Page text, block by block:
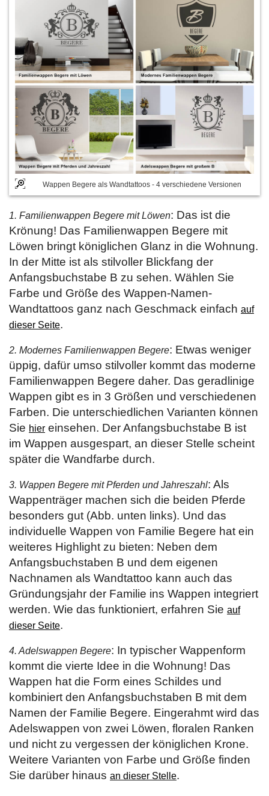
Wappen Begere als Wandtattoos - 4 verschiedene Versionen
1. Familienwappen Begere mit Löwen: Das ist die
Krönung! Das Familienwappen Begere mit
Löwen bringt königlichen Glanz in die Wohnung.
In der Mitte ist als stilvoller Blickfang der
Anfangsbuchstabe B zu sehen. Wählen Sie
Farbe und Größe des Wappen-Namen-
Wandtattoos ganz nach Geschmack einfach auf
dieser Seite.
2. Modernes Familienwappen Begere: Etwas weniger
üppig, dafür umso stilvoller kommt das moderne
Familienwappen Begere daher. Das geradlinige
Wappen gibt es in 3 Größen und verschiedenen
Farben. Die unterschiedlichen Varianten können
Sie hier einsehen. Der Anfangsbuchstabe B ist
im Wappen ausgespart, an dieser Stelle scheint
später die Wandfarbe durch.
3. Wappen Begere mit Pferden und Jahreszahl: Als
Wappenträger machen sich die beiden Pferde
besonders gut (Abb. unten links). Und das
individuelle Wappen von Familie Begere hat ein
weiteres Highlight zu bieten: Neben dem
Anfangsbuchstaben B und dem eigenen
Nachnamen als Wandtattoo kann auch das
Gründungsjahr der Familie ins Wappen integriert
werden. Wie das funktioniert, erfahren Sie auf
dieser Seite.
4. Adelswappen Begere: In typischer Wappenform
kommt die vierte Idee in die Wohnung! Das
Wappen hat die Form eines Schildes und
kombiniert den Anfangsbuchstaben B mit dem
Namen der Familie Begere. Eingerahmt wird das
Adelswappen von zwei Löwen, floralen Ranken
und nicht zu vergessen der königlichen Krone.
Weitere Varianten von Farbe und Größe finden
Sie darüber hinaus an dieser Stelle.